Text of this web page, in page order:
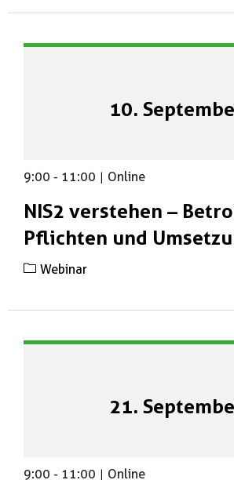
10.
9:00 - 11:00 | Online
NIS2 verstehen –
Pflichten und
Webinar
21.
9:00 - 11:00 | Online